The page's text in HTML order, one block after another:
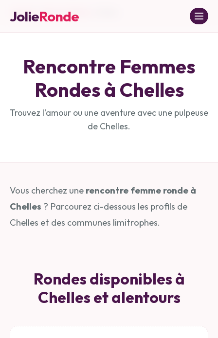
JolieRonde
Accueil Seine-et-Marne
Rencontre Femmes
Rondes à Chelles
Trouvez l'amour ou une aventure avec une pulpeuse
de Chelles.
Vous cherchez une rencontre femme ronde à
Chelles ? Parcourez ci-dessous les profils de
Chelles et des communes limitrophes.
Rondes disponibles à
Chelles et alentours